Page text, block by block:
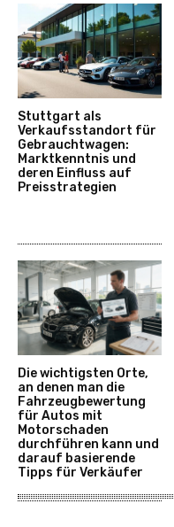
Stuttgart als
Verkaufsstandort für
Gebrauchtwagen:
Marktkenntnis und
deren Einfluss auf
Preisstrategien
Die wichtigsten Orte,
an denen man die
Fahrzeugbewertung
für Autos mit
Motorschaden
durchführen kann und
darauf basierende
Tipps für Verkäufer